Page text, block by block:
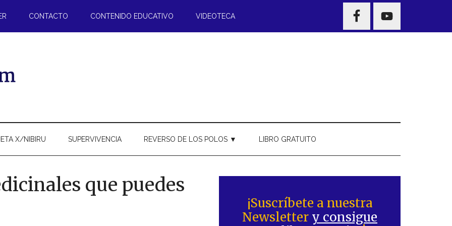
CONTACTO CONTENIDO EDUCATIVO VIDEOTECA
NAV
WIDGET
X/NIBIRU SUPERVIVENCIA REVERSO DE LOS POLOS ▼ LIBRO GRATUITO
que puedes
lateral
principal
¡Suscríbete a nuestra
Newsletter y consigue